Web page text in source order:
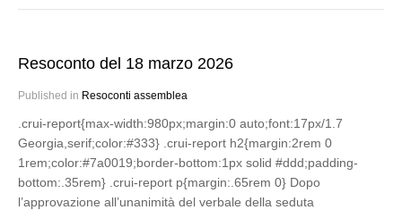
Resoconto del 18 marzo 2026
Published in Resoconti assemblea
.crui-report{max-width:980px;margin:0 auto;font:17px/1.7
Georgia,serif;color:#333} .crui-report h2{margin:2rem 0
1rem;color:#7a0019;border-bottom:1px solid #ddd;padding-
bottom:.35rem} .crui-report p{margin:.65rem 0} Dopo
l’approvazione all’unanimità del verbale della seduta